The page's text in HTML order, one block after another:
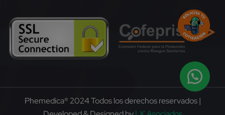
Phemedica® 2024 Todos los derechos reservados |